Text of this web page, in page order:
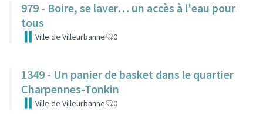
979 - Boire, se laver… un accès à l'eau pour
tous
Ville de Villeurbanne 0
1349 - Un panier de basket dans le quartier
Charpennes-Tonkin
Ville de Villeurbanne 0